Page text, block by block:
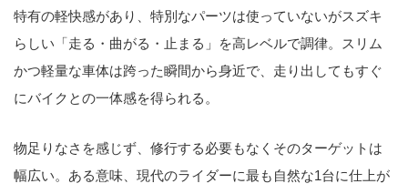
特有の軽快感があり、特別なパーツは使っていないがスズキ
らしい「走る・曲がる・止まる」を高レベルで調律。スリム
かつ軽量な車体は跨った瞬間から身近で、走り出してもすぐ
にバイクとの一体感を得られる。
物足りなさを感じず、修行する必要もなくそのターゲットは
幅広い。ある意味、現代のライダーに最も自然な1台に仕上が